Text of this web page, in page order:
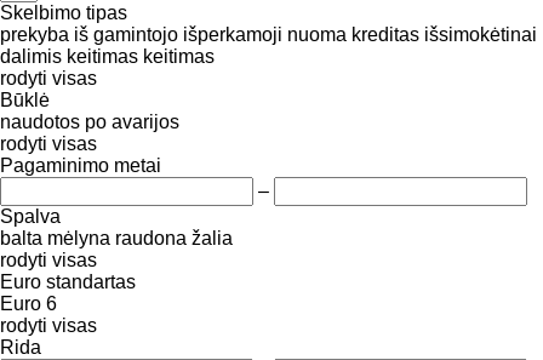
Skelbimo tipas
prekyba iš gamintojo išperkamoji nuoma kreditas išsimokėtinai
dalimis keitimas keitimas
rodyti visas
Būklė
naudotos po avarijos
rodyti visas
Pagaminimo metai
–
Spalva
balta mėlyna raudona žalia
rodyti visas
Euro standartas
Euro 6
rodyti visas
Rida